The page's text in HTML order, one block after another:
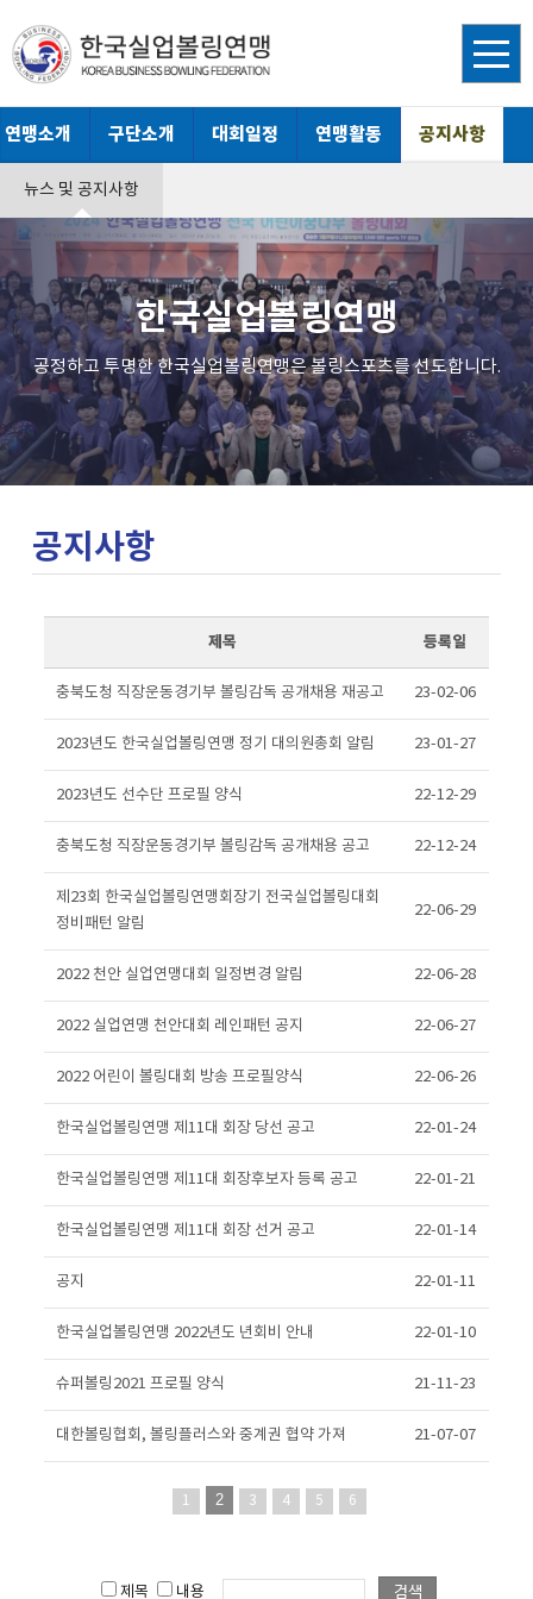
연맹소개 구단소개 대회일정 연맹활동 공지사항
뉴스 및 공지사항
한국실업볼링연맹
공정하고 투명한 한국실업볼링연맹은 볼링스포츠를 선도합니다.
공지사항
제목 등록일
충북도청 직장운동경기부 볼링감독 공개채용 재공고 23-02-06
2023년도 한국실업볼링연맹 정기 대의원총회 알림 23-01-27
2023년도 선수단 프로필 양식 22-12-29
충북도청 직장운동경기부 볼링감독 공개채용 공고 22-12-24
제23회 한국실업볼링연맹회장기 전국실업볼링대회
정비패턴 알림
22-06-29
2022 천안 실업연맹대회 일정변경 알림 22-06-28
2022 실업연맹 천안대회 레인패턴 공지 22-06-27
2022 어린이 볼링대회 방송 프로필양식 22-06-26
한국실업볼링연맹 제11대 회장 당선 공고 22-01-24
한국실업볼링연맹 제11대 회장후보자 등록 공고 22-01-21
한국실업볼링연맹 제11대 회장 선거 공고 22-01-14
공지 22-01-11
한국실업볼링연맹 2022년도 년회비 안내 22-01-10
슈퍼볼링2021 프로필 양식 21-11-23
대한볼링협회, 볼링플러스와 중계권 협약 가져 21-07-07
1 2 3 4 5 6
제목 내용